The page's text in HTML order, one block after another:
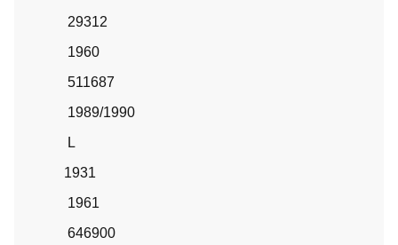
29312
1960
511687
1989/1990
L
1931
1961
646900